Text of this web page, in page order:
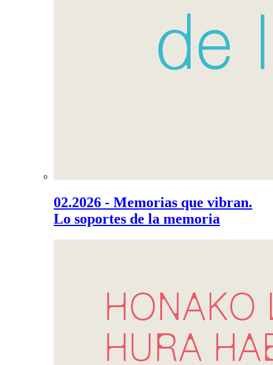
02.2026 - Memorias que vibran.
Lo soportes de la memoria